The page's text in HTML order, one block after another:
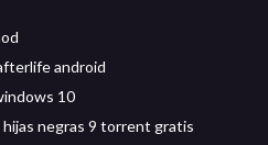
android
10
hijas negras 9 torrent gratis